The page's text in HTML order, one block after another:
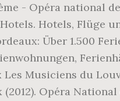
- Opéra national
Hotels, Flüge
Über 1.500
Musiciens du
Opéra